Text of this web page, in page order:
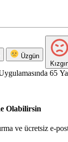
Üzgün
65
Olabilirsin
ve ücretsiz e-